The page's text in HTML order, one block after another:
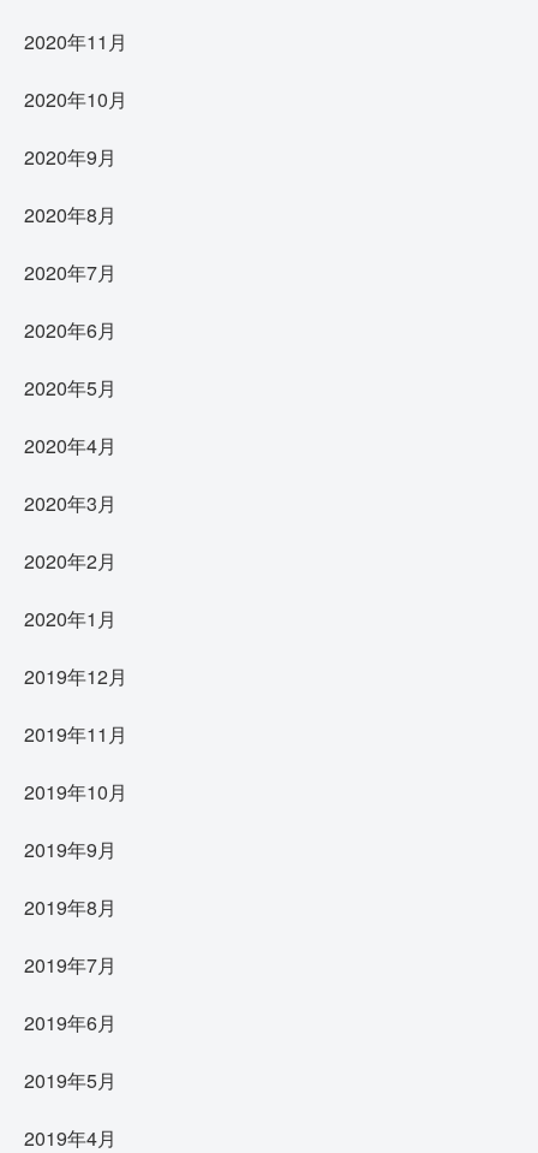
2020年11月
2020年10月
2020年9月
2020年8月
2020年7月
2020年6月
2020年5月
2020年4月
2020年3月
2020年2月
2020年1月
2019年12月
2019年11月
2019年10月
2019年9月
2019年8月
2019年7月
2019年6月
2019年5月
2019年4月